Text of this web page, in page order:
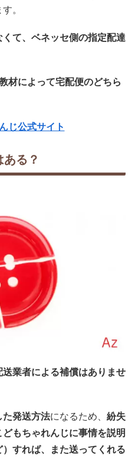
。
て、ベネッセ側の指定配達
材によって宅配便のどちら
じ公式サイト
る？
業者による補償はありませ
発送方法になるため、 紛失
もちゃれんじに事情を説明
）すれば、また送ってくれる